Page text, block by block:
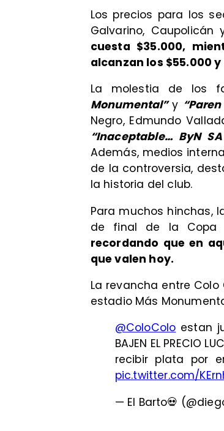
Los precios para los
Galvarino, Caupolicán
cuesta $35.000,
alcanzan los $55.000
La molestia de los
Monumental”y
Negro, Edmundo
“Inaceptable… ByN
Además, medios
de la controversia,
la historia del club.
Para muchos hinchas,
de final de la Copa
recordando que en
que valen hoy.
La revancha entre
estadio Más
@ColoColo estan
BAJEN EL PRECIO
recibir plata por
pic.twitter.com/
— El Barto💀